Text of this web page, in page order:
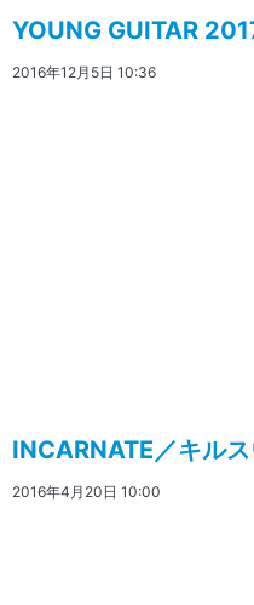
YOUNG GUITAR
2016年12月5日 10:36
INCARNATE／キル
2016年4月20日 10:00